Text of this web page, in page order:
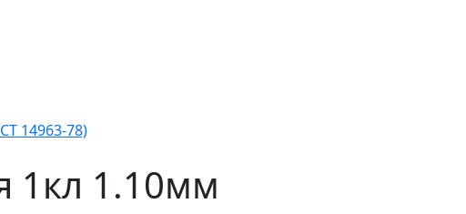
14963-78)
1кл 1.10мм